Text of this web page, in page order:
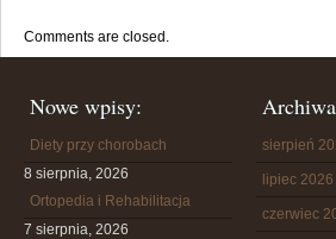
Comments are closed.
Nowe wpisy:
Diety przy chorobach
8 sierpnia, 2026
Ortopedia i Rehabilitacja
7 sierpnia, 2026
Archiwa
sierpień
lipiec 2026
czerwiec